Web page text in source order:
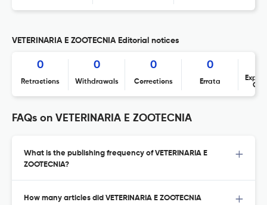
VETERINARIA E ZOOTECNIA Editorial notices
0
Retractions
0
Withdrawals
0
Corrections
0
Errata
FAQs on VETERINARIA E ZOOTECNIA
What is the publishing frequency of VETERINARIA E
ZOOTECNIA?
How many articles did VETERINARIA E ZOOTECNIA